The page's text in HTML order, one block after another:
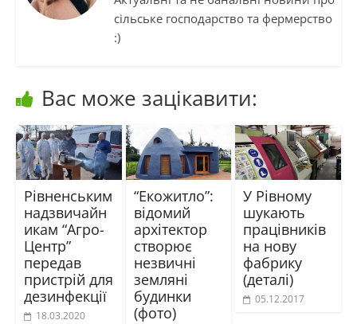
сільське господарство та фермерство
:)
Вас може зацікавити:
Рівненським
надзвичайн
икам “Агро-
Центр”
передав
пристрій для
дезинфекції
18.03.2020
“Екожитло”:
відомий
архітектор
створює
незвичні
земляні
будинки
(фото)
У Рівному
шукають
працівників
на нову
фабрику
(деталі)
05.12.2017